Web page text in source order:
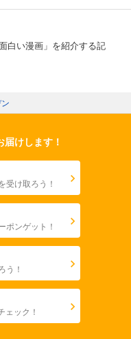
白い漫画」を紹介する記
届けします！
受け取ろう！
ポンゲット！
う！
ェック！